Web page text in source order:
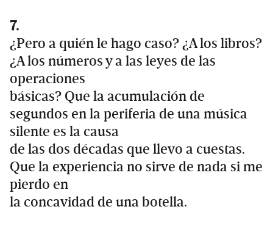
7.
¿Pero a quién le hago caso? ¿A los libros?
¿A los números y a las leyes de las
operaciones
básicas? Que la acumulación de
segundos en la periferia de una música
silente es la causa
de las dos décadas que llevo a cuestas.
Que la experiencia no sirve de nada si me
pierdo en
la concavidad de una botella.